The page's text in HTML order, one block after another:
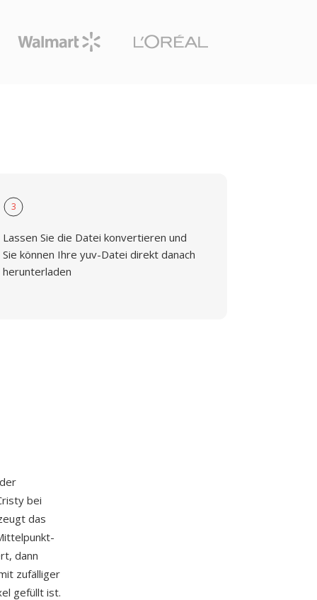
3
Lassen Sie die Datei konvertieren und
Sie können Ihre yuv-Datei direkt danach
herunterladen
bei
das
dann
zufälliger
gefüllt ist.